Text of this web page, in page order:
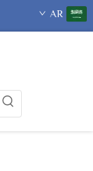
AR